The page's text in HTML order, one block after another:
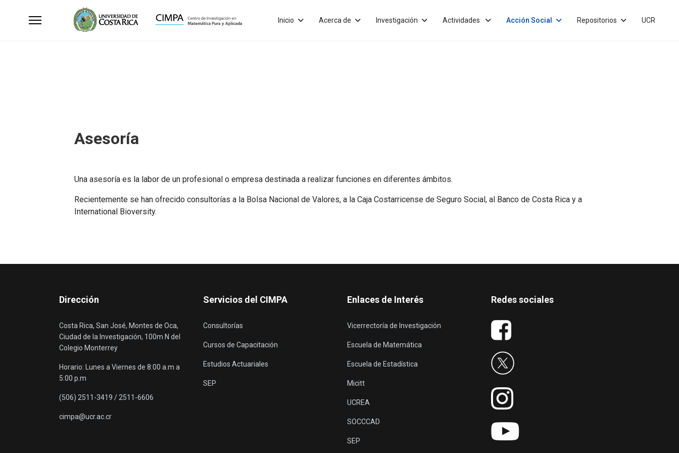
Inicio Acerca de Investigación Actividades Acción Social Repositorios UCR
Asesoría
Una asesoría es la labor de un profesional o empresa destinada a realizar funciones en diferentes ámbitos.
Recientemente se han ofrecido consultorías a la Bolsa Nacional de Valores, a la Caja Costarricense de Seguro Social, al Banco de Costa Rica y a
International Bioversity.
Dirección
Costa Rica, San José, Montes de Oca,
Ciudad de la Investigación, 100m N del
Colegio Monterrey
Horario: Lunes a Viernes de 8:00 a.m a
5:00 p.m
(506) 2511-3419 / 2511-6606
cimpa@ucr.ac.cr
Servicios del CIMPA
Consultorías
Cursos de Capacitación
Estudios Actuariales
SEP
Enlaces de Interés
Vicerrectoría de Investigación
Escuela de Matemática
Escuela de Estadística
Micitt
UCREA
SOCCCAD
SEP
Redes sociales